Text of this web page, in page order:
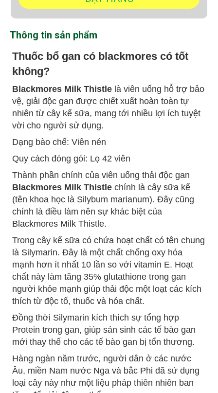
Thông tin sản phẩm
Thuốc bổ gan có blackmores có tốt
không?
Blackmores Milk Thistle là viên uống hỗ trợ bảo
vệ, giải độc gan được chiết xuất hoàn toàn tự
nhiên từ cây kế sữa, mang tới nhiều lợi ích tuyệt
vời cho người sử dụng.
Dạng bào chế: Viên nén
Quy cách đóng gói: Lọ 42 viên
Thành phần chính của viên uống thải độc gan
Blackmores Milk Thistle chính là cây sữa kế
(tên khoa học là Silybum marianum). Đây cũng
chính là điều làm nên sự khác biệt của
Blackmores Milk Thistle.
Trong cây kế sữa có chứa hoạt chất có tên chung
là Silymarin. Đây là một chất chống oxy hóa
mạnh hơn ít nhất 10 lần so với vitamin E. Hoạt
chất này làm tăng 35% glutathione trong gan
người khỏe mạnh giúp thải độc một loạt các kích
thích từ độc tố, thuốc và hóa chất.
Đồng thời Silymarin kích thích sự tổng hợp
Protein trong gan, giúp sản sinh các tế bào gan
mới thay thế cho các tế bào gan bị tổn thương.
Hàng ngàn năm trước, người dân ở các nước
Âu, miền Nam nước Nga và bắc Phi đã sử dụng
loại cây này như một liệu pháp thiên nhiên ban